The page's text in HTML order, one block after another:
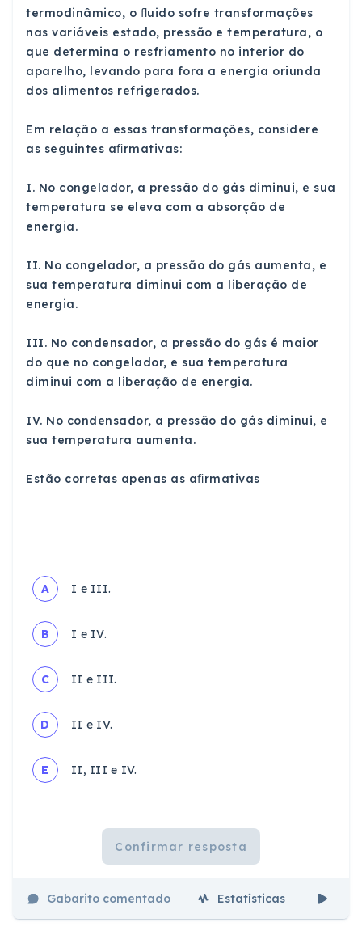
termodinâmico, o ﬂuido sofre transformações
nas variáveis estado, pressão e temperatura, o
que determina o resfriamento no interior do
aparelho, levando para fora a energia oriunda
dos alimentos refrigerados.
Em relação a essas transformações, considere
as seguintes aﬁrmativas:
I. No congelador, a pressão do gás diminui, e sua
temperatura se eleva com a absorção de
energia.
II. No congelador, a pressão do gás aumenta, e
sua temperatura diminui com a liberação de
energia.
III. No condensador, a pressão do gás é maior
do que no congelador, e sua temperatura
diminui com a liberação de energia.
IV. No condensador, a pressão do gás diminui, e
sua temperatura aumenta.
Estão corretas apenas as aﬁrmativas
A I e III.
B I e IV.
C II e III.
D II e IV.
E II, III e IV.
Confirmar resposta
Gabarito comentado Estatísticas